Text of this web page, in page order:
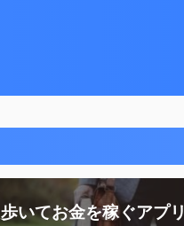
歩いてお金を稼ぐアプリ